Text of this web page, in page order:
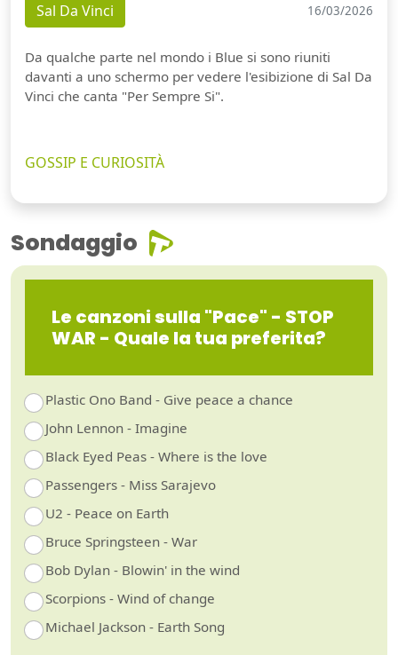
Sal Da Vinci 16/03/2026
Da qualche parte nel mondo i Blue si sono riuniti
davanti a uno schermo per vedere l'esibizione di Sal Da
Vinci che canta "Per Sempre Si".
GOSSIP E CURIOSITÀ
Sondaggio
Le canzoni sulla "Pace" - STOP
WAR - Quale la tua preferita?
Plastic Ono Band - Give peace a chance
John Lennon - Imagine
Black Eyed Peas - Where is the love
Passengers - Miss Sarajevo
U2 - Peace on Earth
Bruce Springsteen - War
Bob Dylan - Blowin' in the wind
Scorpions - Wind of change
Michael Jackson - Earth Song